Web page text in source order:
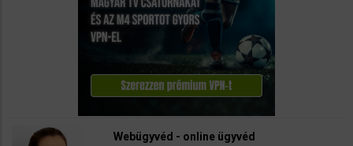
Webügyvéd - online ügyvéd